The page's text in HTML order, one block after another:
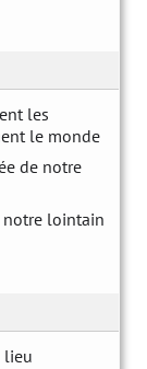
les
le monde
de notre
notre lointain
lieu